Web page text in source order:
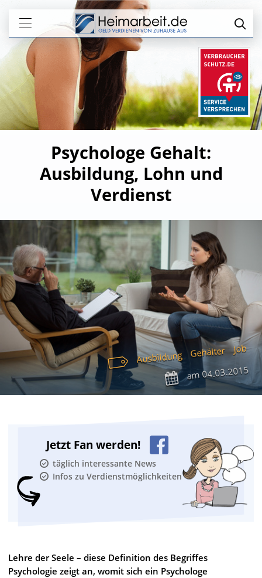
Psychologe Gehalt:
Ausbildung, Lohn und
Verdienst
Ausbildung Gehälter Job
am04.03.2015
Jetzt Fan werden!
täglich interessante News
Infos zu Verdienstmöglichkeiten
Lehre der Seele – diese Definition des Begriffes
Psychologie zeigt an, womit sich ein Psychologe